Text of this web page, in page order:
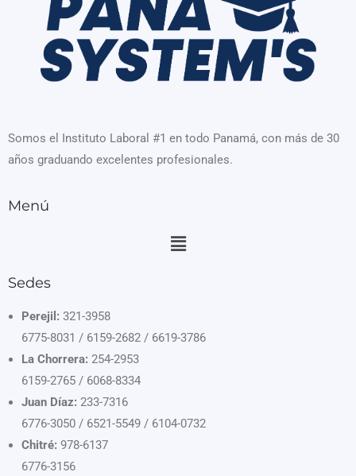
Somos el Instituto Laboral #1 en todo Panamá, con más de 30
años graduando excelentes profesionales.
Menú
Menú
Sedes
Perejil: 321-3958
6775-8031 / 6159-2682 / 6619-3786
La Chorrera: 254-2953
6159-2765 / 6068-8334
Juan Díaz: 233-7316
6776-3050 / 6521-5549 / 6104-0732
Chitré: 978-6137
6776-3156